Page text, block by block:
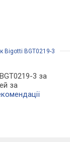
Bigotti BGT0219-3
3 за
за